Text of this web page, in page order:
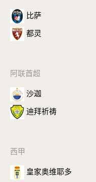
比萨
都灵
阿联酋超
沙迦
迪拜祈祷
西甲
皇家奥维耶多